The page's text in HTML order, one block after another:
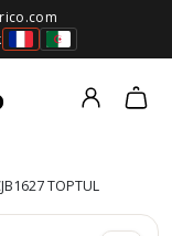
TOPTUL